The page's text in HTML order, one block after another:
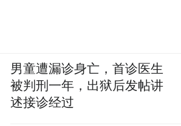
男童遭漏诊身亡，首诊医生
被判刑一年，出狱后发帖讲
述接诊经过